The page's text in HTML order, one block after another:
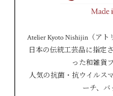
Atelier Kyoto Nishijin（アト
日本の伝統工芸品に指定
った和雑貨
人気の抗菌・抗ウイルス
ーチ、バ